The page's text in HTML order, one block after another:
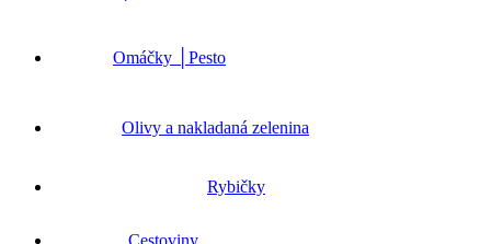
Omáčky │Pesto
Olivy a nakladaná zelenina
Rybičky
Cestoviny